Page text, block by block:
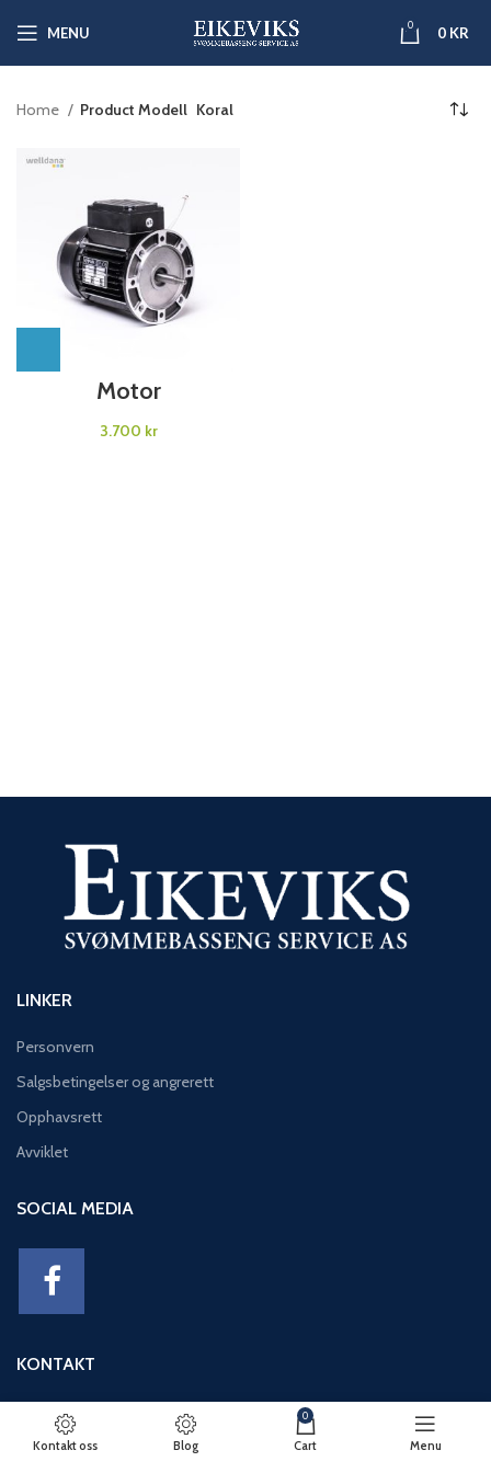
MENU 0 0 KR
Home Product Modell Koral
Motor
kr
LINKER
Personvern
Salgsbetingelser og angrerett
Opphavsrett
Avviklet
SOCIAL MEDIA
KONTAKT
Adresse: Eikeviken 49, 5043 BERGEN
Telefon: 95 12 52 30
E-post: basseng@eikeviks.no
Kontakt oss Blog
0
Cart Menu